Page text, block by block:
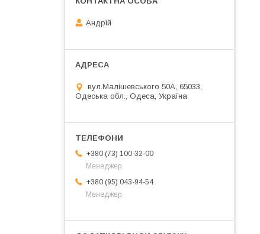
Андрій
вул.Малішевського 50А, 65033,
Одеська обл., Одеса, Україна
+380 (73) 100-32-00
Менеджер
+380 (95) 043-94-54
Менеджер